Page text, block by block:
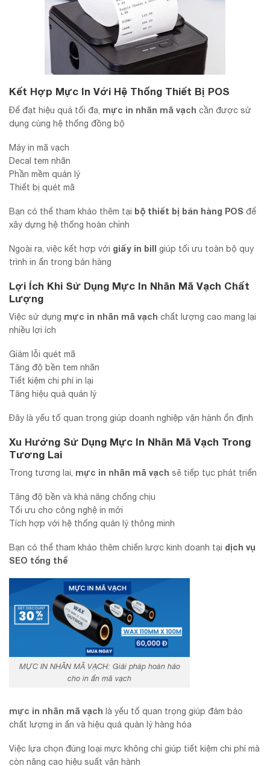
Kết Hợp Mực In Với Hệ Thống Thiết Bị POS
Để đạt hiệu quả tối đa, mực in nhãn mã vạch cần được sử
dụng cùng hệ thống đồng bộ
Máy in mã vạch
Decal tem nhãn
Phần mềm quản lý
Thiết bị quét mã
Bạn có thể tham khảo thêm tại bộ thiết bị bán hàng POS để
xây dựng hệ thống hoàn chỉnh
Ngoài ra, việc kết hợp với giấy in bill giúp tối ưu toàn bộ quy
trình in ấn trong bán hàng
Lợi Ích Khi Sử Dụng Mực In Nhãn Mã Vạch Chất
Lượng
Việc sử dụng mực in nhãn mã vạch chất lượng cao mang lại
nhiều lợi ích
Giảm lỗi quét mã
Tăng độ bền tem nhãn
Tiết kiệm chi phí in lại
Tăng hiệu quả quản lý
Đây là yếu tố quan trọng giúp doanh nghiệp vận hành ổn định
Xu Hướng Sử Dụng Mực In Nhãn Mã Vạch Trong
Tương Lai
Trong tương lai, mực in nhãn mã vạch sẽ tiếp tục phát triển
Tăng độ bền và khả năng chống chịu
Tối ưu cho công nghệ in mới
Tích hợp với hệ thống quản lý thông minh
Bạn có thể tham khảo thêm chiến lược kinh doanh tại dịch vụ
SEO tổng thể
MỰC IN NHÃN MÃ VẠCH: Giải pháp hoàn hảo
cho in ấn mã vạch
mực in nhãn mã vạch là yếu tố quan trọng giúp đảm bảo
chất lượng in ấn và hiệu quả quản lý hàng hóa
Việc lựa chọn đúng loại mực không chỉ giúp tiết kiệm chi phí mà
còn nâng cao hiệu suất vận hành